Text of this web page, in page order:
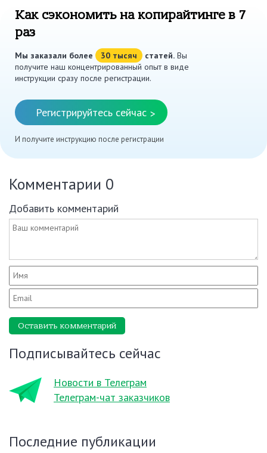
Как сэкономить на копирайтинге в 7
раз
Мы заказали более 30 тысяч статей. Вы
получите наш концентрированный опыт в виде
инструкции сразу после регистрации.
Регистрируйтесь сейчас >
И получите инструкцию после регистрации
Комментарии 0
Добавить комментарий
Оставить комментарий
Подписывайтесь сейчас
Новости в Телеграм
Телеграм-чат заказчиков
Последние публикации